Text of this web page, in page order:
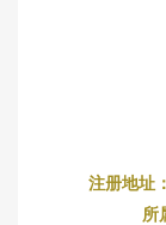
注册地址：
所